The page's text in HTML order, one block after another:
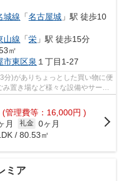
城線 「名古屋城 」駅 徒歩10
山線 「栄 」駅 徒歩15分
㎡
市東区泉 １丁目1-27
分)がありちょっとした買い物に便
置き場など様々な設備やサービ
(管理費等：16,000円 )
月 礼金 0ヶ月
/ 80.53㎡
ミア